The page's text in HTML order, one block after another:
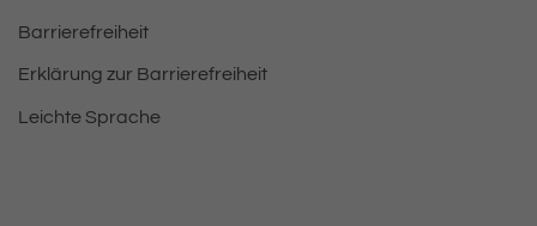
Barrierefreiheit
Erklärung zur Barrierefreiheit
Leichte Sprache